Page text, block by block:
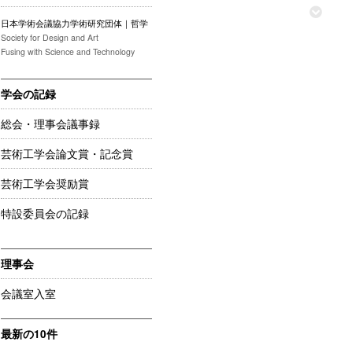
日本学術会議協力学術研究団体｜哲学
Society for Design and Art
Fusing with Science and Technology
学会の記録
総会・理事会議事録
芸術工学会論文賞・記念賞
芸術工学会奨励賞
特設委員会の記録
理事会
会議室入室
最新の10件